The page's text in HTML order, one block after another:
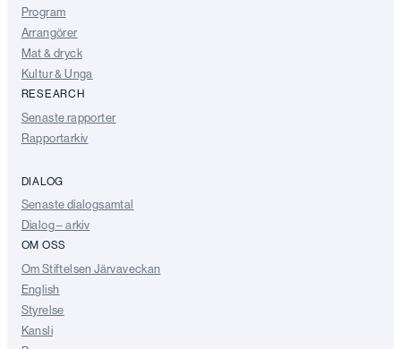
Program
Arrangörer
Mat & dryck
Kultur & Unga
RESEARCH
Senaste rapporter
Rapportarkiv
DIALOG
Senaste dialogsamtal
Dialog – arkiv
OM OSS
Om Stiftelsen Järvaveckan
English
Styrelse
Kansli